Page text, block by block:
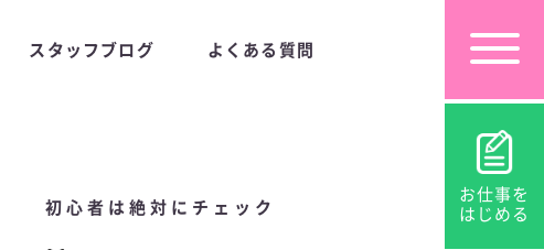
お仕事を
はじめる
スタッフブログ よくある質問
初心者は絶対にチェック